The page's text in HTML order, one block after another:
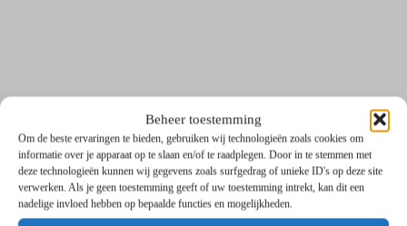
Beheer toestemming
Om de beste ervaringen te bieden, gebruiken wij technologieën zoals cookies om
informatie over je apparaat op te slaan en/of te raadplegen. Door in te stemmen met
deze technologieën kunnen wij gegevens zoals surfgedrag of unieke ID's op deze site
verwerken. Als je geen toestemming geeft of uw toestemming intrekt, kan dit een
nadelige invloed hebben op bepaalde functies en mogelijkheden.